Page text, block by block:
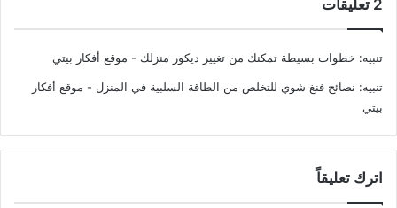
‫2 تعليقات
تنبيه: خطوات بسيطة تمكنك من تغيير ديكور منزلك - موقع أفكار بيتي
تنبيه: نصائح فنغ شوي للتخلص من الطاقة السلبية في المنزل - موقع أفكار
بيتي
اترك تعليقاً